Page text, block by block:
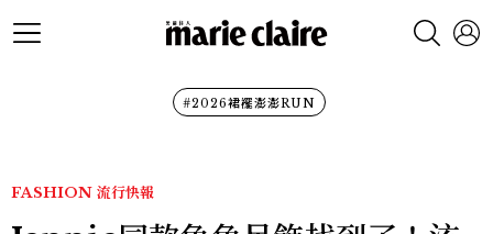
#2026裙襬澎澎RUN
FASHION 流行快報